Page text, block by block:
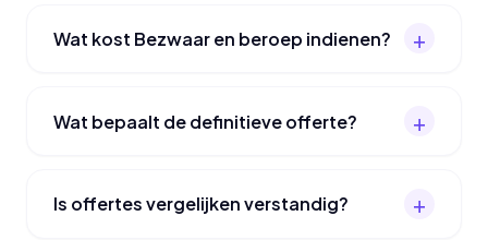
Wat kost Bezwaar en beroep indienen?
Wat bepaalt de definitieve offerte?
Is offertes vergelijken verstandig?